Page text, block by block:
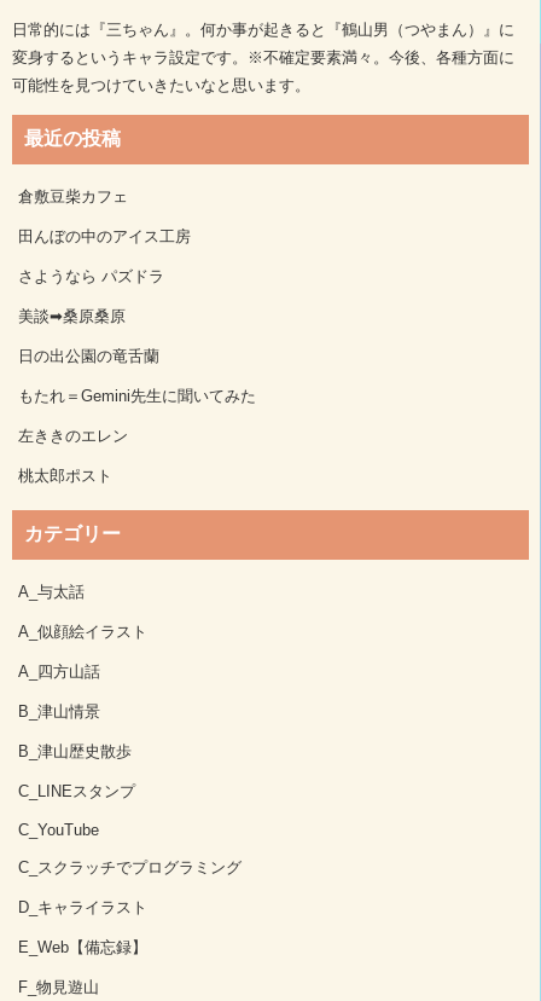
日常的には『三ちゃん』。何か事が起きると『鶴山男（つやまん）』に
変身するというキャラ設定です。※不確定要素満々。今後、各種方面に
可能性を見つけていきたいなと思います。
最近の投稿
倉敷豆柴カフェ
田んぼの中のアイス工房
さようなら パズドラ
美談➡桑原桑原
日の出公園の竜舌蘭
もたれ＝Gemini先生に聞いてみた
左ききのエレン
桃太郎ポスト
カテゴリー
A_与太話
A_似顔絵イラスト
A_四方山話
B_津山情景
B_津山歴史散歩
C_LINEスタンプ
C_YouTube
C_スクラッチでプログラミング
D_キャライラスト
E_Web【備忘録】
F_物見遊山